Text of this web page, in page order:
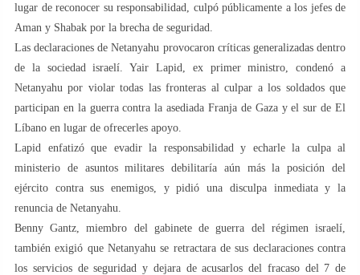
lugar de reconocer su responsabilidad, culpó públicamente a los jefes de
Aman y Shabak por la brecha de seguridad.
Las declaraciones de Netanyahu provocaron críticas generalizadas dentro
de la sociedad israelí. Yair Lapid, ex primer ministro, condenó a
Netanyahu por violar todas las fronteras al culpar a los soldados que
participan en la guerra contra la asediada Franja de Gaza y el sur de El
Líbano en lugar de ofrecerles apoyo.
Lapid enfatizó que evadir la responsabilidad y echarle la culpa al
ministerio de asuntos militares debilitaría aún más la posición del
ejército contra sus enemigos, y pidió una disculpa inmediata y la
renuncia de Netanyahu.
Benny Gantz, miembro del gabinete de guerra del régimen israelí,
también exigió que Netanyahu se retractara de sus declaraciones contra
los servicios de seguridad y dejara de acusarlos del fracaso del 7 de